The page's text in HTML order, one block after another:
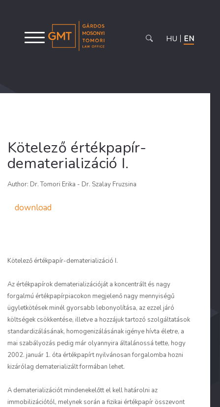
HU EN
Kötelező értékpapír-
dematerializáció I.
Author: Dr. Tomori Erika - Dr. Szalay Fruzsina
download
Kötelező értékpapír-dematerializáció I.
Az értékpapírok dematerializációját a koncentrált és nagy
forgalmú értékpapírpiacokon megjelenő nagy mennyiségű
ügyletkötések minél gyorsabb lebonyolítása, az ezzel járó
költségek csökkentése, illetve a hozzájuk tartozó szolgáltatások
standardizálásának, homogenizálásának igénye hívta életre, a
mai szabályozás pedig már olyannyira általánossá tette, hogy
2002. január 1. óta értékpapírt nyilvánosan forgalomba hozni
kizárólag dematerializált formában lehet.
A dematerializációt mindenekelőtt el kell határolni az
immobilizációtól, melynek során a fizikai értékpapír összevont